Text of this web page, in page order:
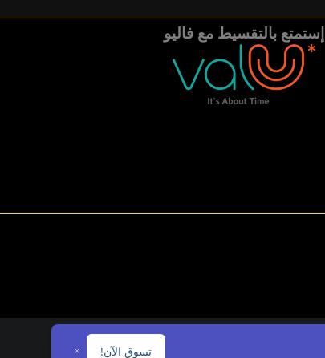
إستمتع بالتقسيط مع فاليو
تسوق الآن!